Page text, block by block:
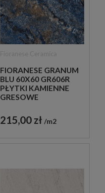
FIORANESE GRANUM
BLU 60X60 GR606R
PŁYTKI KAMIENNE
GRESOWE
215,00 zł m2